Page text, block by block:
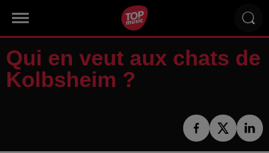
Qui en veut aux chats de
Kolbsheim ?